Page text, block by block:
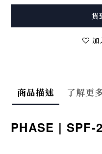
貨
加
商品描述 了解更
PHASE | SPF-